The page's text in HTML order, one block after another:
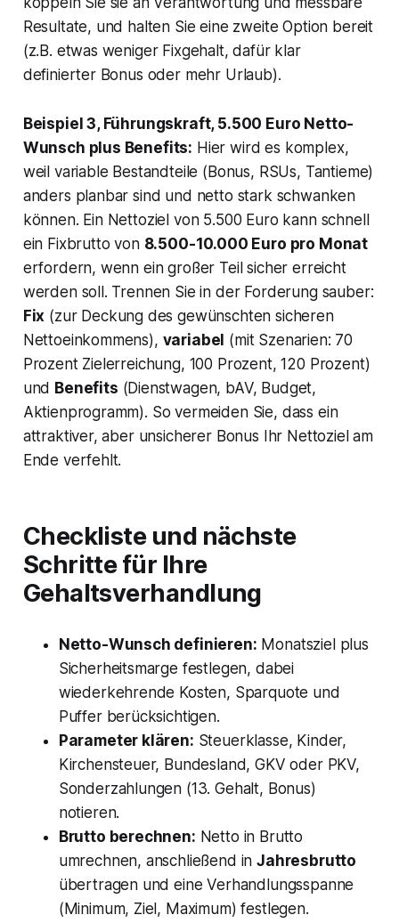
Resultate, und halten Sie eine zweite Option bereit
(z.B. etwas weniger Fixgehalt, dafür klar
definierter Bonus oder mehr Urlaub).
Beispiel 3, Führungskraft, 5.500 Euro Netto-
Wunsch plus Benefits: Hier wird es komplex,
weil variable Bestandteile (Bonus, RSUs, Tantieme)
anders planbar sind und netto stark schwanken
können. Ein Nettoziel von 5.500 Euro kann schnell
ein Fixbrutto von 8.500-10.000 Euro pro Monat
erfordern, wenn ein großer Teil sicher erreicht
werden soll. Trennen Sie in der Forderung sauber:
Fix (zur Deckung des gewünschten sicheren
Nettoeinkommens), variabel (mit Szenarien: 70
Prozent Zielerreichung, 100 Prozent, 120 Prozent)
und Benefits (Dienstwagen, bAV, Budget,
Aktienprogramm). So vermeiden Sie, dass ein
attraktiver, aber unsicherer Bonus Ihr Nettoziel am
Ende verfehlt.
Checkliste und nächste
Schritte für Ihre
Gehaltsverhandlung
Netto-Wunsch definieren: Monatsziel plus
Sicherheitsmarge festlegen, dabei
wiederkehrende Kosten, Sparquote und
Puffer berücksichtigen.
Parameter klären: Steuerklasse, Kinder,
Kirchensteuer, Bundesland, GKV oder PKV,
Sonderzahlungen (13. Gehalt, Bonus)
notieren.
Brutto berechnen: Netto in Brutto
umrechnen, anschließend inJahresbrutto
übertragen und eine Verhandlungsspanne
(Minimum, Ziel, Maximum) festlegen.